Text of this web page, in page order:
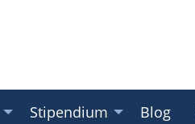
Stipendium Blog